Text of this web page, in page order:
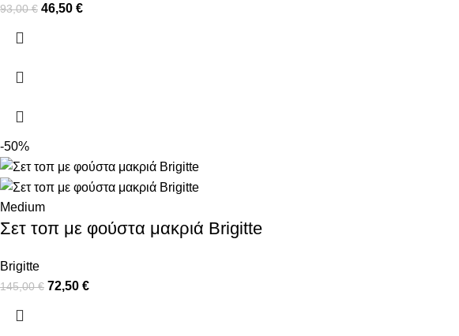
93,00€ 46,50 €
-50%
Medium
Σετ τοπ με φούστα μακριά Brigitte
Brigitte
145,00€ 72,50 €